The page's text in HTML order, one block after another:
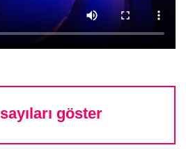
sayıları göster